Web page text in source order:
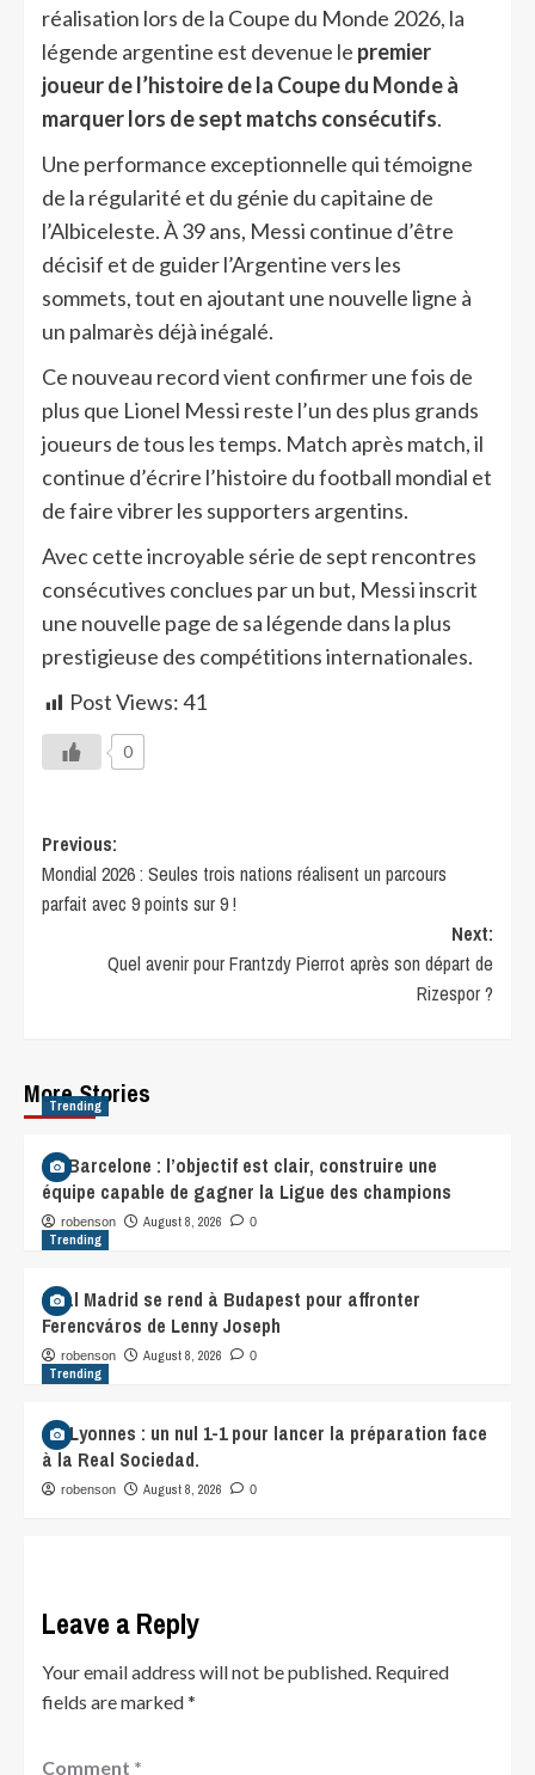
réalisation lors de la Coupe du Monde 2026, la
légende argentine est devenue le premier
joueur de l’histoire de la Coupe du Monde à
marquer lors de sept matchs consécutifs.
Une performance exceptionnelle qui témoigne
de la régularité et du génie du capitaine de
l’Albiceleste. À 39 ans, Messi continue d’être
décisif et de guider l’Argentine vers les
sommets, tout en ajoutant une nouvelle ligne à
un palmarès déjà inégalé.
Ce nouveau record vient confirmer une fois de
plus que Lionel Messi reste l’un des plus grands
joueurs de tous les temps. Match après match, il
continue d’écrire l’histoire du football mondial et
de faire vibrer les supporters argentins.
Avec cette incroyable série de sept rencontres
consécutives conclues par un but, Messi inscrit
une nouvelle page de sa légende dans la plus
prestigieuse des compétitions internationales.
Post Views:41
0
Previous:
Mondial 2026 : Seules trois nations réalisent un parcours
parfait avec 9 points sur 9 !
Next:
Quel avenir pour Frantzdy Pierrot après son départ de
Rizespor ?
More Stories
Trending
FC Barcelone : l’objectif est clair, construire une
équipe capable de gagner la Ligue des champions
robenson August 8, 2026 0
Trending
Real Madrid se rend à Budapest pour affronter
Ferencváros de Lenny Joseph
robenson August 8, 2026 0
Trending
OL Lyonnes : un nul 1-1 pour lancer la préparation face
à la Real Sociedad.
robenson August 8, 2026 0
Leave a Reply
Your email address will not be published. Required
fields are marked*
Comment *